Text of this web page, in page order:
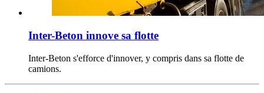
Inter-Beton innove sa flotte
Inter-Beton s'efforce d'innover, y compris dans sa flotte de
camions.